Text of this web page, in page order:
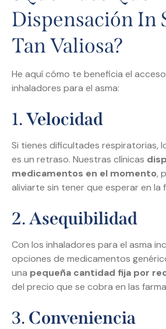
Dispensación In
Tan Valiosa?
He aquí cómo te beneficia el
inhaladores para el asma:
1.Velocidad
Si tienes dificultades respiratorias,
es un retraso. Nuestras clínicas
medicamentos en el momento,
aliviarte sin tener que esperar en la
2.Asequibilidad
Con los inhaladores para el asma
opciones de medicamentos
una pequeña cantidad fija por
del precio que se cobra en las
3. Conveniencia